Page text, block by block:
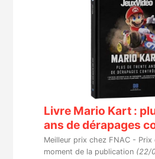
Livre Mario Kart :
ans de dérapages
Meilleur prix chez FNAC - Prix
moment de la publication (22/